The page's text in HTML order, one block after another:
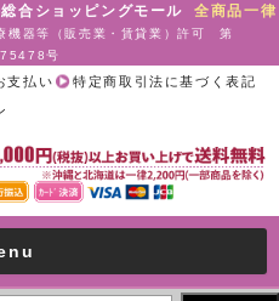
総合ショッピングモール全商品一律
機器等（販売業・賃貸業）許可 第
号
支払い
特定商取引法に基づく表記